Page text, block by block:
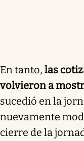
En tanto, las
volvieron a
sucedió en la
nuevamente
cierre de la